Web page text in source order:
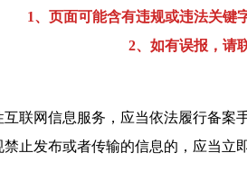
1、页面可能含有违规或违法关键
2、如有误报，请
联网信息服务，应当依法履行备案
止发布或者传输的信息的，应当